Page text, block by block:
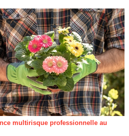
multirisque professionnelle au